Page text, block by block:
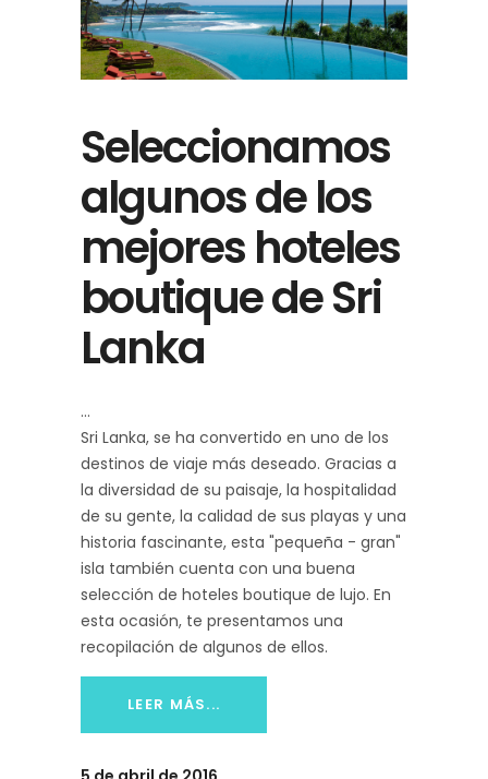
Seleccionamos
algunos de los
mejores hoteles
boutique de Sri
Lanka
Sri Lanka, se ha convertido en uno de los
destinos de viaje más deseado. Gracias a
la diversidad de su paisaje, la hospitalidad
de su gente, la calidad de sus playas y una
historia fascinante, esta "pequeña - gran"
isla también cuenta con una buena
selección de hoteles boutique de lujo. En
esta ocasión, te presentamos una
recopilación de algunos de ellos.
LEER MÁS...